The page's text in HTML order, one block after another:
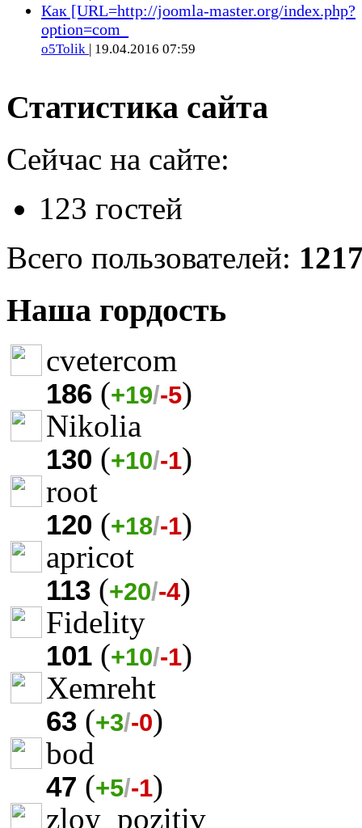
Как [URL=http://joomla-master.org/index.php?
option=com_
o5Tolik | 19.04.2016 07:59
Статистика сайта
Сейчас на сайте:
123 гостей
Всего пользователей:
Наша гордость
cvetercom
186 (+19/-5)
Nikolia
130 (+10/-1)
root
120 (+18/-1)
apricot
113 (+20/-4)
Fidelity
101 (+10/-1)
Xemreht
63 (+3/-0)
bod
47 (+5/-1)
zloy_pozitiv